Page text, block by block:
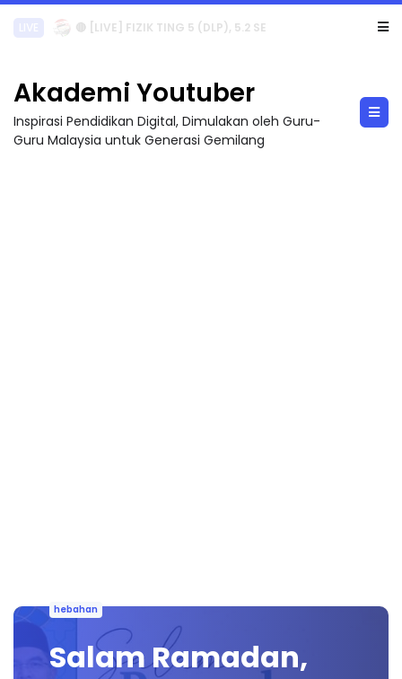
🔴 [LIVE] PRINSIP PERAKAUNAN, PECUT SKOR SOALAN 1 TRIAL OLEH CIKGU WAN...
Akademi Youtuber
Inspirasi Pendidikan Digital, Dimulakan oleh Guru-
Guru Malaysia untuk Generasi Gemilang
hebahan
Salam Ramadan,